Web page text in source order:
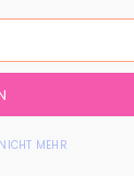
MEHR